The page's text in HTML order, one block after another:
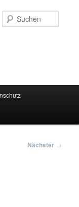
Nächster →